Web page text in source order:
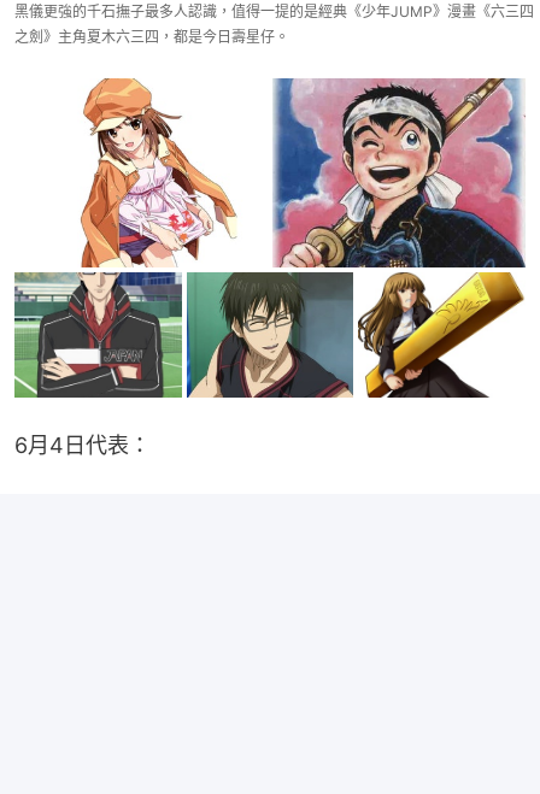
黑儀更強的千石撫子最多人認識，值得一提的是經典《少年JUMP》漫畫《六三四
之劍》主角夏木六三四，都是今日壽星仔。
6月4日代表：